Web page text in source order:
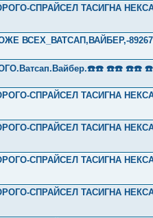
СПРАЙСЕЛ ТАСИГНА
ВСЕХ_ВАТСАП,ВАЙБЕР,-
☎️☎️ ☎️☎️
СПРАЙСЕЛ ТАСИГНА
СПРАЙСЕЛ ТАСИГНА
СПРАЙСЕЛ ТАСИГНА
СПРАЙСЕЛ ТАСИГНА